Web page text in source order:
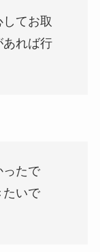
てお取
あれば行
ったで
たいで